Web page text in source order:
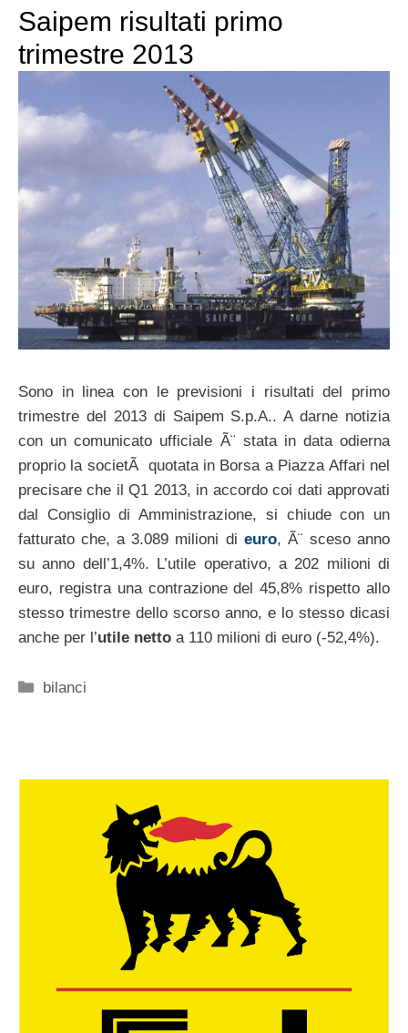
Saipem risultati primo
trimestre 2013
Sono in linea con le previsioni i risultati del primo
trimestre del 2013 di Saipem S.p.A.. A darne notizia
con un comunicato ufficiale Ã¨ stata in data odierna
proprio la societÃ quotata in Borsa a Piazza Affari nel
precisare che il Q1 2013, in accordo coi dati approvati
dal Consiglio di Amministrazione, si chiude con un
fatturato che, a 3.089 milioni di euro, Ã¨ sceso anno
su anno dell’1,4%. L’utile operativo, a 202 milioni di
euro, registra una contrazione del 45,8% rispetto allo
stesso trimestre dello scorso anno, e lo stesso dicasi
anche per l’utile netto a 110 milioni di euro (-52,4%).
Categorie
bilanci